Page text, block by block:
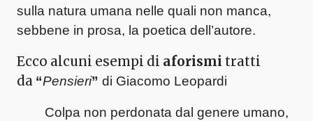
sulla natura umana nelle quali non manca,
sebbene in prosa, la poetica dell’autore.
Ecco alcuni esempi di aforismi tratti
da “Pensieri” di Giacomo Leopardi
Colpa non perdonata dal genere umano,